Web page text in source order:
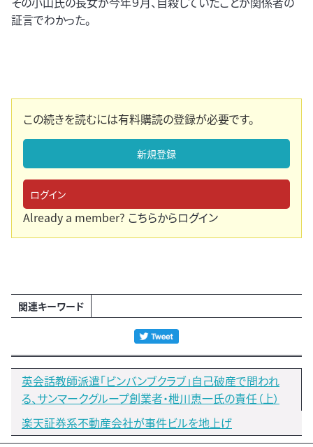
証言でわかった。
この続きを読むには有料購読の登録が必要です。
新規登録
ログイン
Already a member? こちらからログイン
関連キーワード
英会話教師派遣「ビンバンブクラブ」自己破産で問われ
る、サンマークグループ創業者・枻川恵一氏の責任（上）
楽天証券系不動産会社が事件ビルを地上げ